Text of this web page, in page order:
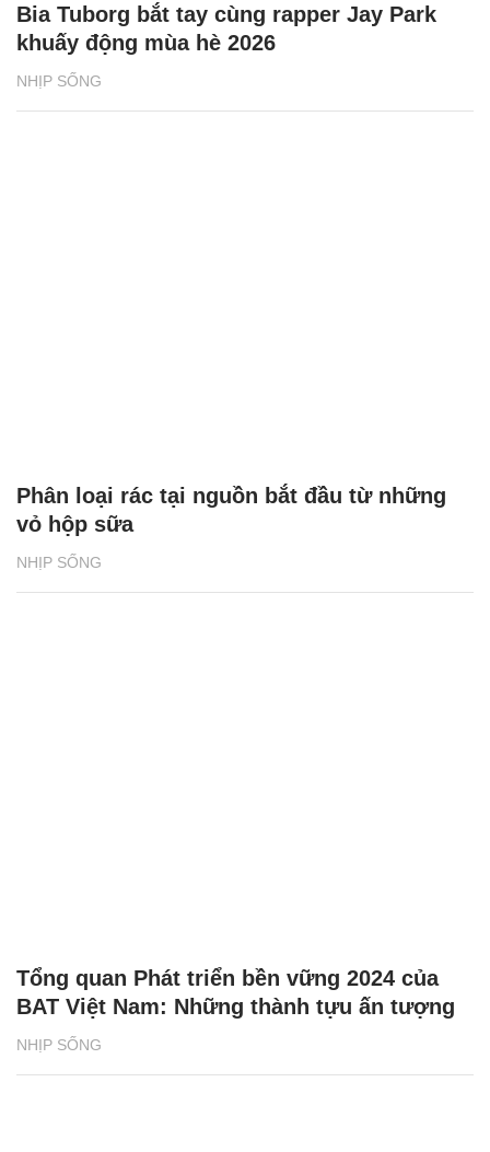
NHỊP SỐNG
Bia Tuborg bắt tay cùng rapper Jay Park
khuấy động mùa hè 2026
NHỊP SỐNG
Phân loại rác tại nguồn bắt đầu từ những
vỏ hộp sữa
NHỊP SỐNG
Tổng quan Phát triển bền vững 2024 của
BAT Việt Nam: Những thành tựu ấn tượng